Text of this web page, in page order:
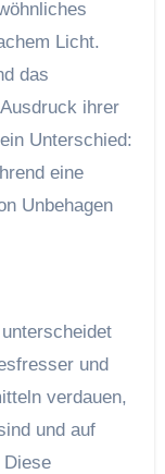
Licht.
das
ihrer
Unterschied:
eine
Unbehagen
und
verdauen,
und auf